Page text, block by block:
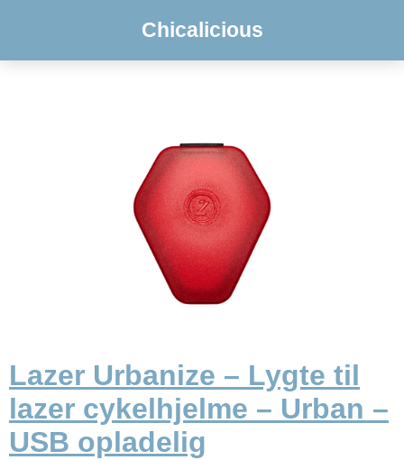
Chicalicious
Lazer Urbanize – Lygte til
lazer cykelhjelme – Urban –
USB opladelig